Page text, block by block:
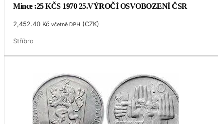
Mince :25 KČS 1970 25.VÝROČÍ OSVOBOZENÍ ČSR
2,452.40 Kč včetně DPH (CZK)
Stříbro